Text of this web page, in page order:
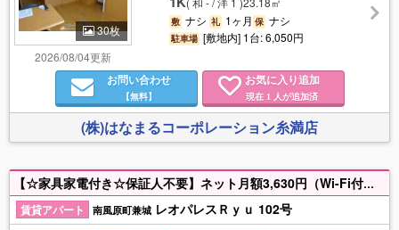
30枚
2026/08/04更新
敷 ナシ 礼 1ヶ月保 ナシ
駐車場 [敷地内] 1台: 6,050円
お問い合わせ
【無料】
お気に入り追加
現在 1 人が追加済
(株)はなまるコーポレーション糸満店
【☆家具家電付き☆保証人不要】ネット月額3,630円（Wi-Fi付き） 初期費用のご相談ならお任せください！！毎月の水道料無料♪ お問合せお待ちしておりますヽ(´▽｀)/
賃貸アパート
南風原町兼城 レオパレスＲｙｕ 102号